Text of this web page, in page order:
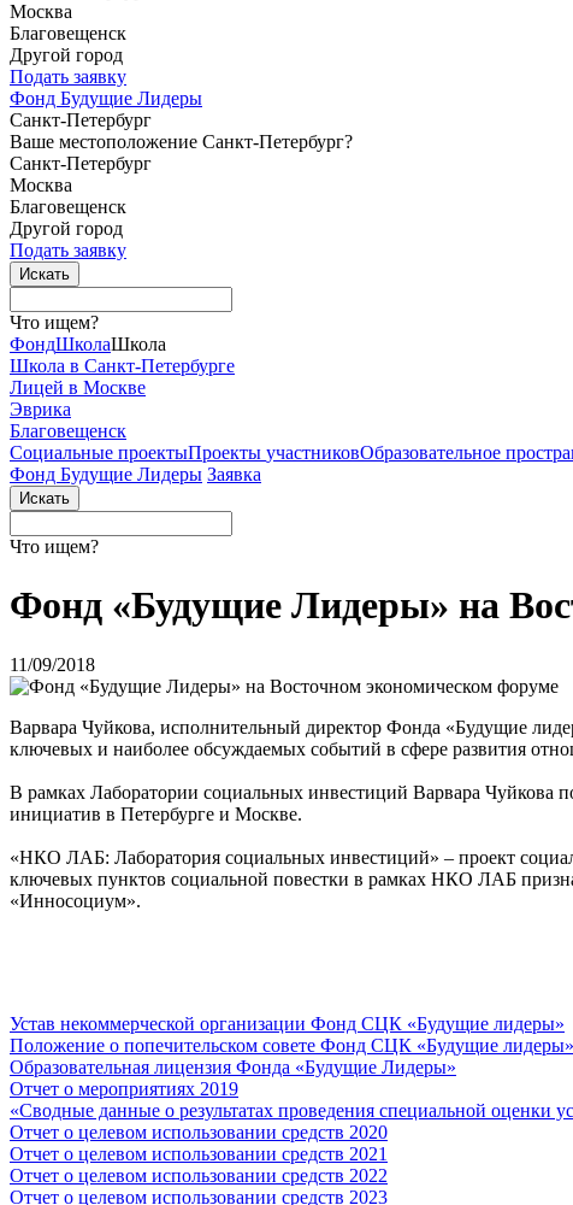
Москва
Благовещенск
Другой город
Подать заявку
Фонд Будущие Лидеры
Санкт-Петербург
Ваше местоположение Санкт-Петербург?
Санкт-Петербург
Москва
Благовещенск
Другой город
Подать заявку
Что ищем?
ФондШколаШкола
Школа в Санкт-Петербурге
Лицей в Москве
Эврика
Благовещенск
Социальные проектыПроекты участниковОбразовательное
Фонд Будущие Лидеры Заявка
Что ищем?
Фонд «Будущие Лидеры» на
11/09/2018
Варвара Чуйкова, исполнительный директор Фонда «Будущие
ключевых и наиболее обсуждаемых событий в сфере развития
В рамках Лаборатории социальных инвестиций Варвара Чуйкова
инициатив в Петербурге и Москве.
«НКО ЛАБ: Лаборатория социальных инвестиций» – проект
ключевых пунктов социальной повестки в рамках НКО ЛАБ
«Инносоциум».
Устав некоммерческой организации Фонд СЦК «Будущие лидеры»
Положение о попечительском совете Фонд СЦК «Будущие лидеры»
Образовательная лицензия Фонда «Будущие Лидеры»
Отчет о мероприятиях 2019
«Cводные данные о результатах проведения специальной оценки
Отчет о целевом использовании средств 2020
Отчет о целевом использовании средств 2021
Отчет о целевом использовании средств 2022
Отчет о целевом использовании средств 2023